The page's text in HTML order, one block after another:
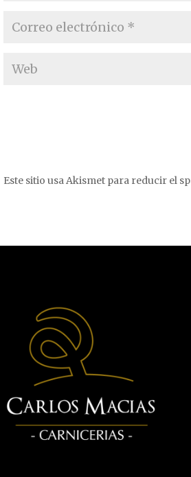
Este sitio usa Akismet para reducir el